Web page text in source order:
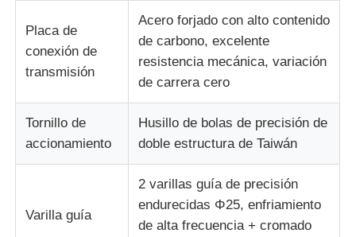
Placa de
conexión de
transmisión
Acero forjado con alto contenido
de carbono, excelente
resistencia mecánica, variación
de carrera cero
Tornillo de
accionamiento
Husillo de bolas de precisión de
doble estructura de Taiwán
Varilla guía
2 varillas guía de precisión
endurecidas Φ25, enfriamiento
de alta frecuencia + cromado